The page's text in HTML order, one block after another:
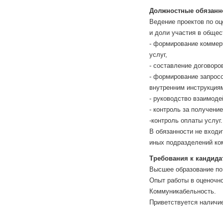
Должностные
Ведение проектов по
и доли участия в
- формирование
услуг,
- составление
- формирование
внутренним
- руководство
- контроль за
-контроль оплаты услуг.
В обязанности не
иных подразделений
Требования к
Высшее образование
Опыт работы в
Коммуникабельность.
Приветствуется